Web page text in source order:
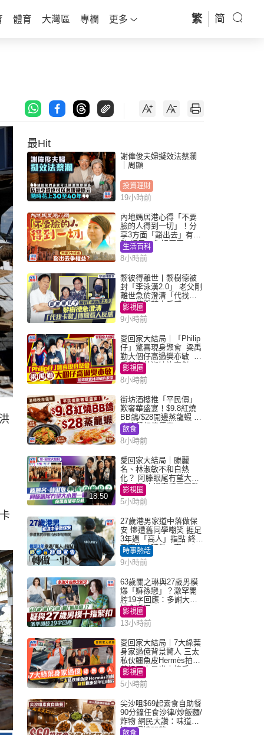
體育 大灣區 專欄 更多 繁 简
最Hit
謝偉俊夫婦擬效法蔡瀾
｜周顯
投資理財
19小時前
內地媽居港心得「不要
臉的人得到一切」！分
享3方面「豁出去」有著
數 網民：你好厲害
生活百科
8小時前
黎彼得離世丨黎樹德被
封「李泳漢2.0」 老父剛
離世急於澄清「代找卡
數」傳聞惹人反感
影視圈
9小時前
愛回家大結局｜「Philip
仔」驚喜現身聚會 梁禹
勤大個仔高過樊亦敏 超
乖黐實林淑敏許家傑
影視圈
8小時前
街坊酒樓推「平民價」
歎奢華盛宴！$9.8紅燒
BB鴿/$28開邊蒸龍蝦 3
大晚餐超值優惠
飲食
8小時前
18:50
愛回家大結局｜滕麗
名、林淑敏不和白熱
化？ 阿滕眼尾冇望大小
姐一眼 商場直播零互動
影視圈
5小時前
27歲港男家道中落做保
安 慘遭舊同學嘲笑 捱足
3年遇「高人」指點 終辭
職宣告「轉做一事」｜
Juicy叮
時事熱話
9小時前
63歲關之琳與27歲男模
爆「嫲孫戀」？激罕開
腔19字回應：多謝大家
掛念近況
影視圈
13小時前
愛回家大結局｜7大綠葉
身家過億背景驚人 三太
私伙鱷魚皮Hermès拍劇
蘇姐原來是半山樓后
影視圈
5小時前
尖沙咀$69起素食自助餐
90分鐘任食沙律/炒飯麵/
炸物 網民大讚：味道
好，環境闊落
飲食